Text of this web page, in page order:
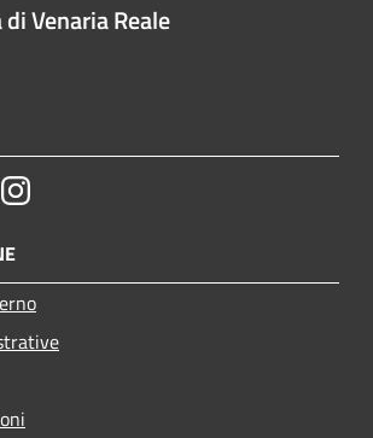
Venaria Reale
Instagram